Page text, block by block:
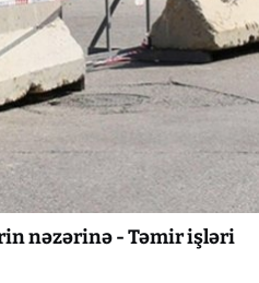
nəzərinə - Təmir işləri